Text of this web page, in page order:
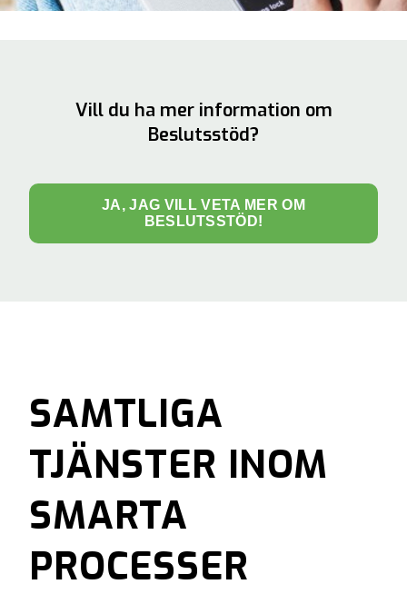
Vill du ha mer information om
Beslutsstöd?
JA, JAG VILL VETA MER OM
BESLUTSSTÖD!
SAMTLIGA
TJÄNSTER INOM
SMARTA
PROCESSER